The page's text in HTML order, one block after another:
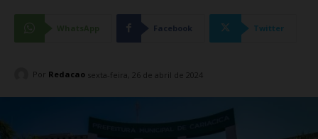
Facebook Twitter
Por Redacao sexta-feira, 26 de abril de 2024